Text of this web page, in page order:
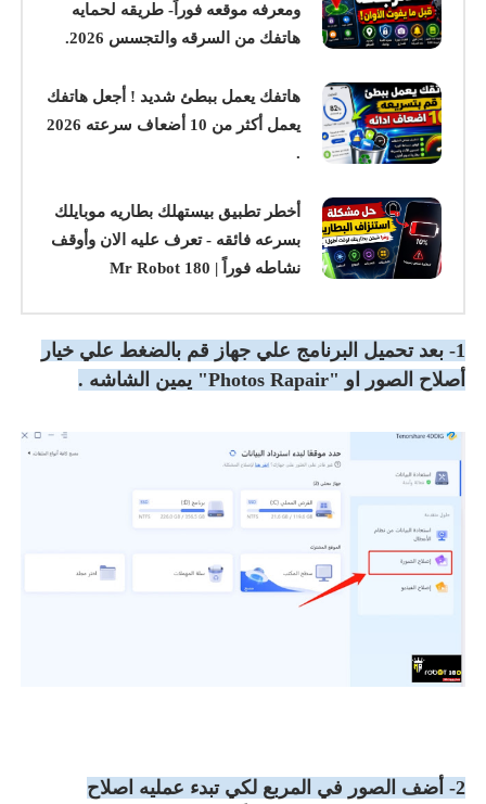
ومعرفه موقعه فوراً- طريقه لحمايه
هاتفك من السرقه والتجسس 2026.
هاتفك يعمل ببطئ شديد ! أجعل هاتفك
يعمل أكثر من 10 أضعاف سرعته 2026
.
أخطر تطبيق بيستهلك بطاريه موبايلك
بسرعه فائقه - تعرف عليه الان وأوقف
نشاطه فوراً | Mr Robot 180
1- بعد تحميل البرنامج علي جهاز قم بالضغط علي خيار
أصلاح الصور او "Photos Rapair" يمين الشاشه .
2- أضف الصور في المربع لكي تبدء عمليه اصلاح